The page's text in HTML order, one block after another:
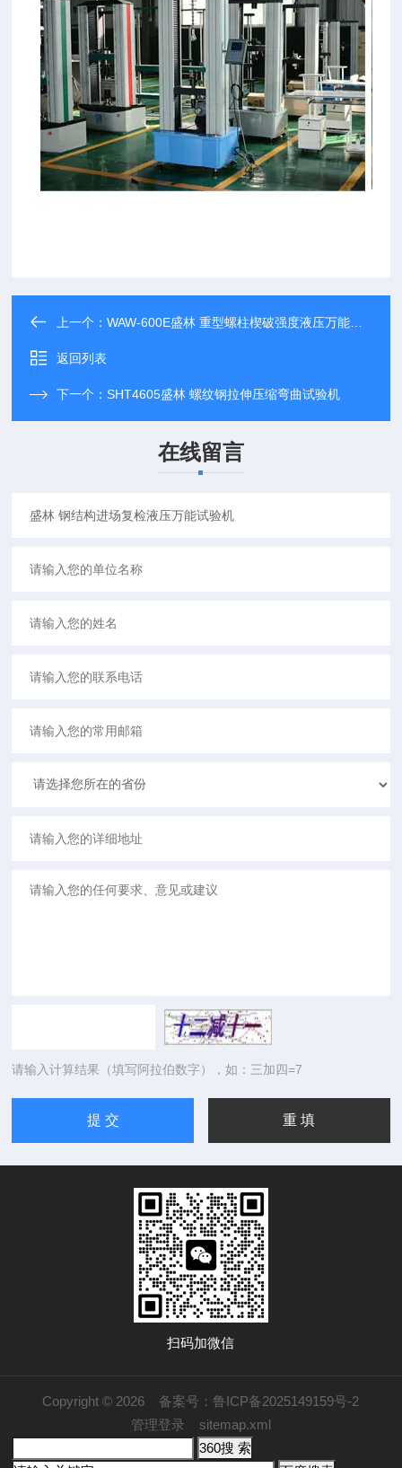
上一个：WAW-600E盛林 重型螺柱楔破强度液压万能试验机
返回列表
下一个：SHT4605盛林 螺纹钢拉伸压缩弯曲试验机
在线留言
请输入计算结果（填写阿拉伯数字），如：三加四=7
扫码加微信
Copyright © 2026 备案号：鲁ICP备2025149159号-2
管理登录
sitemap.xml